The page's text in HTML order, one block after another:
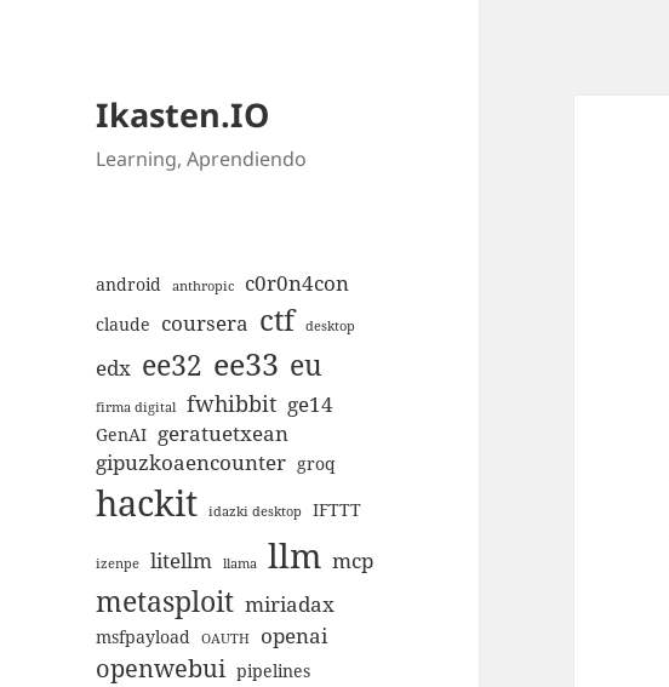
Ikasten.IO
Learning, Aprendiendo
android anthropic c0r0n4con
claude coursera ctf desktop
edx ee32 ee33 eu
firma digital fwhibbit ge14
GenAI geratuetxean
gipuzkoaencounter groq
hackit idazki desktop IFTTT
izenpe litellm llama llm mcp
metasploit miriadax
msfpayload OAUTH openai
openwebui pipelines